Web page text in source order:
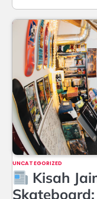
UNCATEGORIZED
Kisah